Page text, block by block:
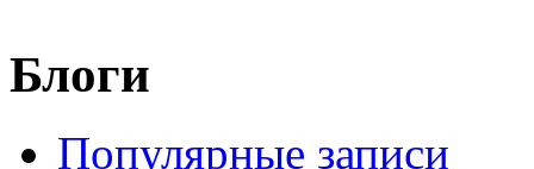
Блоги
Популярные записи